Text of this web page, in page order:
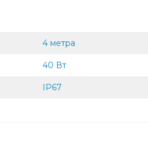
4 метра
40 Вт
IP67